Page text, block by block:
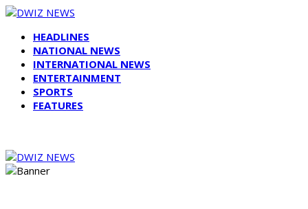
HEADLINES
NATIONAL NEWS
INTERNATIONAL NEWS
ENTERTAINMENT
SPORTS
FEATURES